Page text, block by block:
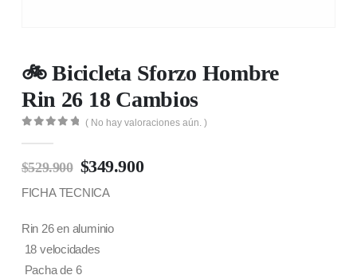
🚲 Bicicleta Sforzo Hombre
Rin 26 18 Cambios
( No hay valoraciones aún. )
$529.900 $349.900
FICHA TECNICA
Rin 26 en aluminio
18 velocidades
Pacha de 6